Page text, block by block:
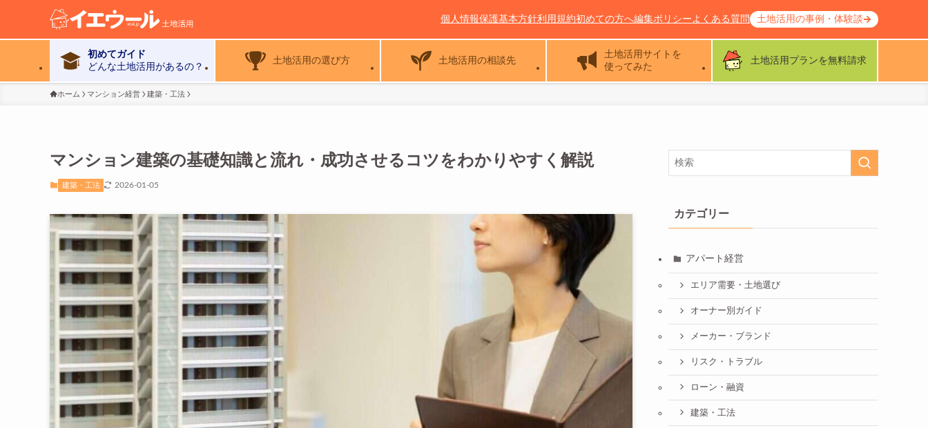
初めてガイド
どんな土地活用があるの？
土地活用の選び方 土地活用の相談先
土地活用サイトを
使ってみた
土地活用プランを無料請求
個人情報保護基本方針利用規約初めての方へ編集ポリシーよくある質問 土地活用の事例・体験談
ホーム マンション経営 建築・工法
マンション建築の基礎知識と流れ・成功させるコツをわかりやすく解説
建築・工法 2026-01-05
カテゴリー
アパート経営
エリア需要・土地選び
オーナー別ガイド
メーカー・ブランド
リスク・トラブル
ローン・融資
建築・工法